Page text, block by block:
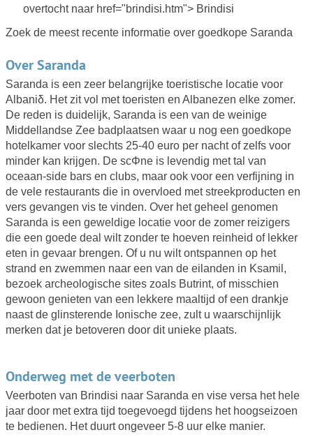
overtocht naar href="brindisi.htm"> Brindisi
Zoek de meest recente informatie over goedkope Saranda
Over Saranda
Saranda is een zeer belangrijke toeristische locatie voor
Albaniδ. Het zit vol met toeristen en Albanezen elke zomer.
De reden is duidelijk, Saranda is een van de weinige
Middellandse Zee badplaatsen waar u nog een goedkope
hotelkamer voor slechts 25-40 euro per nacht of zelfs voor
minder kan krijgen. De scΦne is levendig met tal van
oceaan-side bars en clubs, maar ook voor een verfijning in
de vele restaurants die in overvloed met streekproducten en
vers gevangen vis te vinden. Over het geheel genomen
Saranda is een geweldige locatie voor de zomer reizigers
die een goede deal wilt zonder te hoeven reinheid of lekker
eten in gevaar brengen. Of u nu wilt ontspannen op het
strand en zwemmen naar een van de eilanden in Ksamil,
bezoek archeologische sites zoals Butrint, of misschien
gewoon genieten van een lekkere maaltijd of een drankje
naast de glinsterende Ionische zee, zult u waarschijnlijk
merken dat je betoveren door dit unieke plaats.
Onderweg met de veerboten
Veerboten van Brindisi naar Saranda en vise versa het hele
jaar door met extra tijd toegevoegd tijdens het hoogseizoen
te bedienen. Het duurt ongeveer 5-8 uur elke manier.